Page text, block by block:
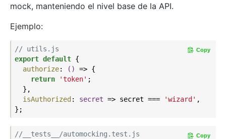
mock, manteniendo el nivel base de la API.
Ejemplo:
// utils.js
export default {
authorize: () => {
return
'token' ;
  },
isAuthorized : secret => secret === 'wizard' ,
Copy
//__tests__/automocking.test.js
Copy